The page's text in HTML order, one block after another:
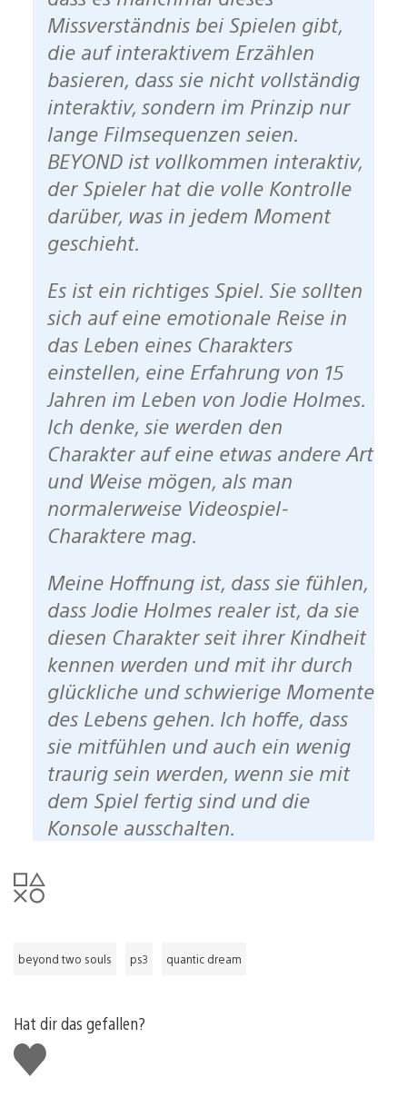
Missverständnis bei Spielen gibt,
die auf interaktivem Erzählen
basieren, dass sie nicht vollständig
interaktiv, sondern im Prinzip nur
lange Filmsequenzen seien.
BEYOND ist vollkommen interaktiv,
der Spieler hat die volle Kontrolle
darüber, was in jedem Moment
geschieht.
Es ist ein richtiges Spiel. Sie sollten
sich auf eine emotionale Reise in
das Leben eines Charakters
einstellen, eine Erfahrung von 15
Jahren im Leben von Jodie Holmes.
Ich denke, sie werden den
Charakter auf eine etwas andere Art
und Weise mögen, als man
normalerweise Videospiel-
Charaktere mag.
Meine Hoffnung ist, dass sie fühlen,
dass Jodie Holmes realer ist, da sie
diesen Charakter seit ihrer Kindheit
kennen werden und mit ihr durch
glückliche und schwierige Momente
des Lebens gehen. Ich hoffe, dass
sie mitfühlen und auch ein wenig
traurig sein werden, wenn sie mit
dem Spiel fertig sind und die
Konsole ausschalten.
beyond two souls ps3 quantic dream
Hat dir das gefallen?
Gefällt
mir